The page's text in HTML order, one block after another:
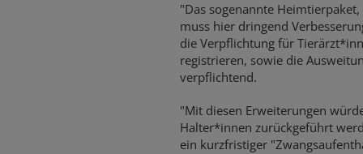
"Das sogenannte
muss hier dringend
die Verpflichtung für
registrieren, sowie die
verpflichtend.
"Mit diesen Erweiterungen
Halter*innen zurückgeführt
ein kurzfristiger